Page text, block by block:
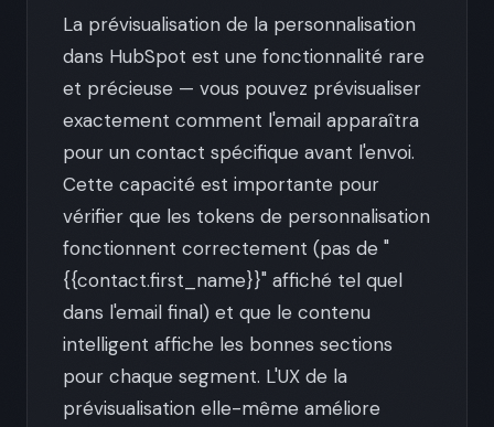
La prévisualisation de la personnalisation
dans HubSpot est une fonctionnalité rare
et précieuse — vous pouvez prévisualiser
exactement comment l'email apparaîtra
pour un contact spécifique avant l'envoi.
Cette capacité est importante pour
vérifier que les tokens de personnalisation
fonctionnent correctement (pas de "
{{contact.first_name}}" affiché tel quel
dans l'email final) et que le contenu
intelligent affiche les bonnes sections
pour chaque segment. L'UX de la
prévisualisation elle-même améliore